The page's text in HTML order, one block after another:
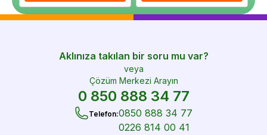
Aklınıza takılan bir soru mu var?
veya
Çözüm Merkezi Arayın
0 850 888 34 77
Telefon:0850 888 34 77
0226 814 00 41